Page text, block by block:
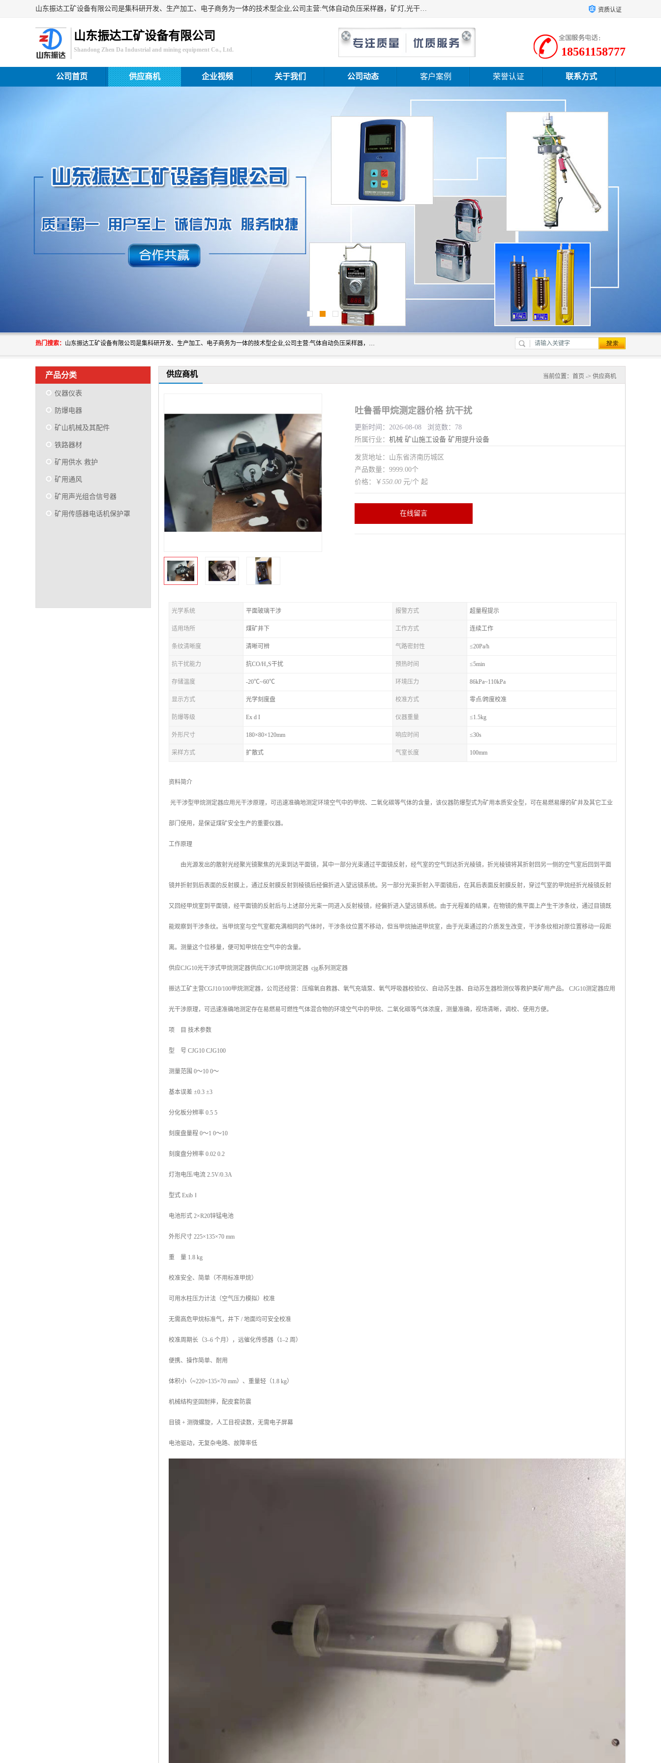
山东振达工矿设备有限公司是集科研开发、生产加工、电子商务为一体的技术型企业,公司主营:气体自动负压采样器，矿灯,光干涉甲烷测定器及其校验仪,甲烷报警仪及其校验装置,甲烷传感器校验装置,粉尘校验装置,煤尘爆炸校验装置,高压水表,三点测径规,圆型规,钢规磨耗仪,第四种检查器,内距尺,轮径尺,样板等铁路配件仪表,矿用设备等产品. 资质认证
山东振达工矿设备有限公司
Shandong Zhen Da Industrial and mining equipment Co., Ltd. 18561158777
公司首页 供应商机 企业视频 关于我们 公司动态 客户案例 荣誉认证 联系方式
热门搜索： 山东振达工矿设备有限公司是集科研开发、生产加工、电子商务为一体的技术型企业,公司主营:气体自动负压采样器，矿灯,光干涉甲烷测定器及其校验仪,甲烷报警仪及其校验装置,甲烷传感器校验装置,粉尘校验装置,煤尘爆炸校验装置,高压水表,三点测径规,圆型规,钢规磨耗仪,第四种检查器,内距尺,轮径尺,样板等铁路配件仪表,矿用设备等产品.
产品分类
仪器仪表
防爆电器
矿山机械及其配件
铁路器材
矿用供水 救护
矿用通风
矿用声光组合信号器
矿用传感器电话机保护罩
供应商机 当前位置： 首页 -> 供应商机
吐鲁番甲烷测定器价格 抗干扰
更新时间：2026-08-08 浏览数：78
所属行业： 机械 矿山施工设备 矿用提升设备
发货地址：山东省济南历城区
产品数量：9999.00个
价格：￥ 550.00 元/个 起
在线留言
光学系统 平面玻璃干涉 报警方式 超量程提示
适用场所 煤矿井下 工作方式 连续工作
条纹清晰度 清晰可辨 气路密封性 ≤20Pa/h
抗干扰能力 抗CO/H₂S干扰 预热时间 ≤5min
存储温度 -20℃~60℃ 环境压力 86kPa~110kPa
显示方式 光学刻度盘 校准方式 零点/跨度校准
防爆等级 Ex d I 仪器重量 ≤1.5kg
外形尺寸 180×80×120mm 响应时间 ≤30s
采样方式 扩散式 气室长度 100mm
资料简介
光干涉型甲烷测定器应用光干涉原理，可迅速准确地测定环境空气中的甲烷、二氧化碳等气体的含量，该仪器防爆型式为矿用本质安全型，可在易燃易爆的矿井及其它工业
部门使用，是保证煤矿安全生产的重要仪器。
工作原理
由光源发出的散射光经聚光镜聚焦的光束到达平面镜，其中一部分光束通过平面镜反射，经气室的空气到达折光棱镜，折光棱镜将其折射回另一侧的空气室后回到平面
镜并折射到后表面的反射膜上，通过反射膜反射到棱镜后经偏折进入望远镜系统。另一部分光束折射入平面镜后，在其后表面反射膜反射，穿过气室的甲烷经折光棱镜反射
又回经甲烷室到平面镜，经平面镜的反射后与上述部分光束一同进入反射棱镜，经偏折进入望远镜系统。由于光程差的结果，在物镜的焦平面上产生干涉条纹，通过目镜既
能观察到干涉条纹。当甲烷室与空气室都充满相同的气体时，干涉条纹位置不移动，但当甲烷抽进甲烷室，由于光束通过的介质发生改变，干涉条纹相对原位置移动一段距
离。测量这个位移量，便可知甲烷在空气中的含量。
供应CJG10光干涉式甲烷测定器供应CJG10甲烷测定器 cjg系列测定器
振达工矿主营CGJ10/100甲烷测定器，公司还经营：压缩氧自救器、氧气充填泵、氧气呼吸器校验仪、自动苏生器、自动苏生器检测仪等救护类矿用产品。 CJG10测定器应用
光干涉原理，可迅速准确地测定存在易燃易可燃性气体混合物的环境空气中的甲烷、二氧化碳等气体浓度，测量准确，视场清晰，调校、使用方便。
项 目 技术参数
型 号 CJG10 CJG100
测量范围 0～10 0～
基本误差 ±0.3 ±3
分化板分辨率 0.5 5
刻度盘量程 0～1 0～10
刻度盘分辨率 0.02 0.2
灯泡电压/电流 2.5V/0.3A
型式 ExibⅠ
电池形式 2×R20锌锰电池
外形尺寸 225×135×70 mm
重 量 1.8 kg
校准安全、简单（不用标准甲烷）
可用水柱压力计法（空气压力模拟）校准
无需高危甲烷标准气，井下 / 地面均可安全校准
校准周期长（3–6 个月），远催化传感器（1–2 周）
便携、操作简单、耐用
体积小（≈220×135×70 mm）、重量轻（1.8 kg）
机械结构坚固耐摔，配皮套防震
目镜 + 测微螺旋，人工目视读数，无需电子屏幕
电池驱动，无复杂电路、故障率低